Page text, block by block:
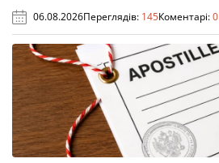
06.08.2026Переглядів: 145Коментарі:0